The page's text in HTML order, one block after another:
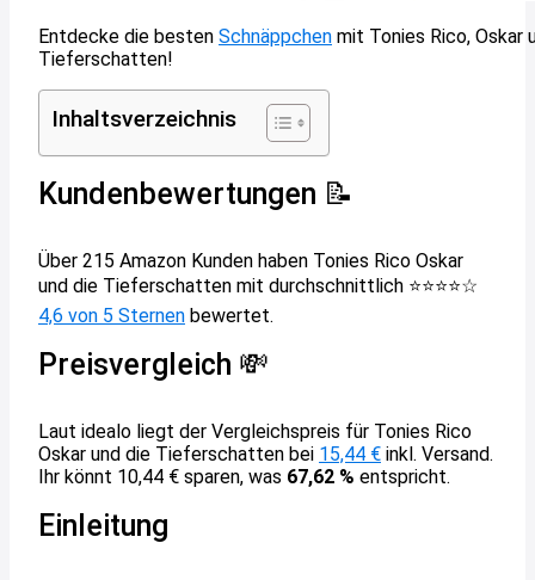
Entdecke die besten Schnäppchen mit Tonies Rico, Oskar
Tieferschatten!
Inhaltsverzeichnis
Kundenbewertungen 📝
Über 215 Amazon Kunden haben Tonies Rico Oskar
und die Tieferschatten mit durchschnittlich ⭐️⭐️⭐️⭐️☆
4,6 von 5 Sternen bewertet.
Preisvergleich 💸
Laut idealo liegt der Vergleichspreis für Tonies Rico
Oskar und die Tieferschatten bei 15,44 € inkl. Versand.
Ihr könnt 10,44 € sparen, was 67,62 % entspricht.
Einleitung